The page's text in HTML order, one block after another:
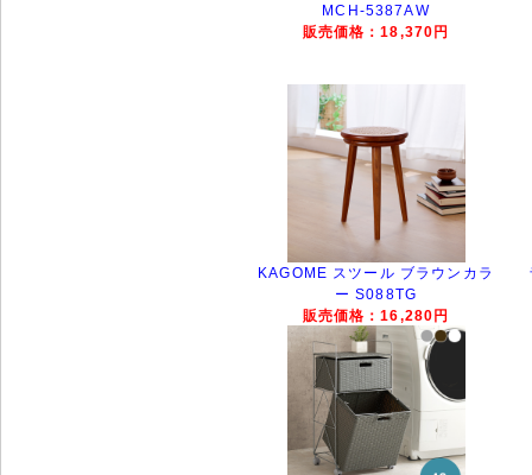
MCH-5387AW
販売価格：18,370円
KAGOME スツール ブラウンカラ
ー S088TG
販売価格：16,280円